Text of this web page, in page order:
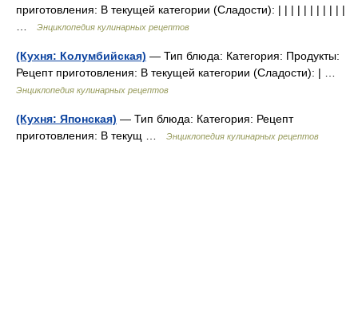
приготовления: В текущей категории (Сладости): | | | | | | | | | | |
Энциклопедия кулинарных рецептов
(Кухня: Колумбийская) — Тип блюда: Категория: Продукты:
Рецепт приготовления: В текущей категории (Сладости): | …
Энциклопедия кулинарных рецептов
(Кухня: Японская) — Тип блюда: Категория: Рецепт
приготовления: В текущ …
Энциклопедия кулинарных рецептов